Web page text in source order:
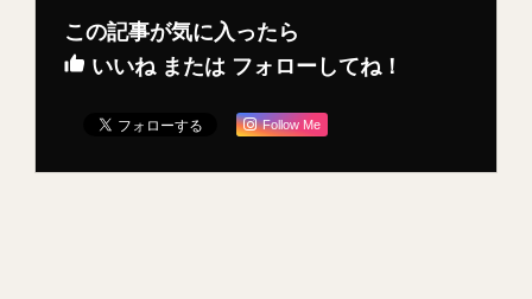
この記事が気に入ったら
いいね または フォローしてね！
Follow Me